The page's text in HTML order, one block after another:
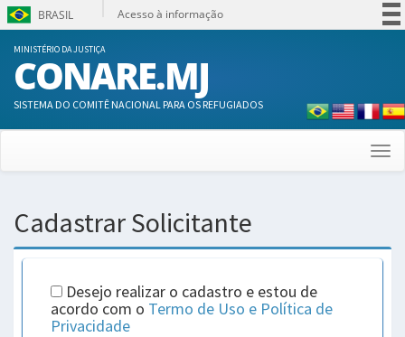
BRASIL
Acesso à informação
Canais
MINISTÉRIO DA JUSTIÇA
CONARE.MJ
SISTEMA DO COMITÊ NACIONAL PARA OS REFUGIADOS
Cadastrar Solicitante
Desejo realizar o cadastro e estou de
acordo com o Termo de Uso e Política de
Privacidade